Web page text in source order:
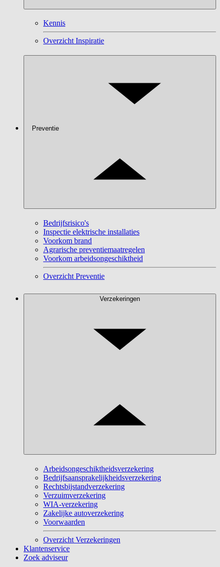
Kennis
Overzicht Inspiratie
Preventie
Bedrijfsrisico's
Inspectie elektrische installaties
Voorkom brand
Agrarische preventiemaatregelen
Voorkom arbeidsongeschiktheid
Overzicht Preventie
Verzekeringen
Arbeidsongeschiktheidsverzekering
Bedrijfsaansprakelijkheidsverzekering
Rechtsbijstandverzekering
Verzuimverzekering
WIA-verzekering
Zakelijke autoverzekering
Voorwaarden
Overzicht Verzekeringen
Klantenservice
Zoek adviseur